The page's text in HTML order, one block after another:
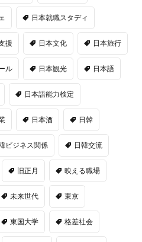
日本就職スタディ
援 日本文化 日本旅行
ル 日本観光 日本語
日本語能力検定
日本酒 日韓
ビジネス関係 日韓交流
旧正月 映える職場
未来世代 東京
東国大学 格差社会